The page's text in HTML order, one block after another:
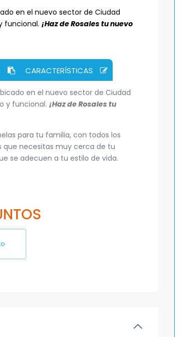
en el nuevo sector de Ciudad
funcional. ¡Haz de Rosales tu nuevo
CARACTERÍSTICAS
en el nuevo sector de Ciudad
y funcional. ¡Haz de Rosales tu
para tu familia, con todos los
que necesitas muy cerca de tu
se adecuen a tu estilo de vida.